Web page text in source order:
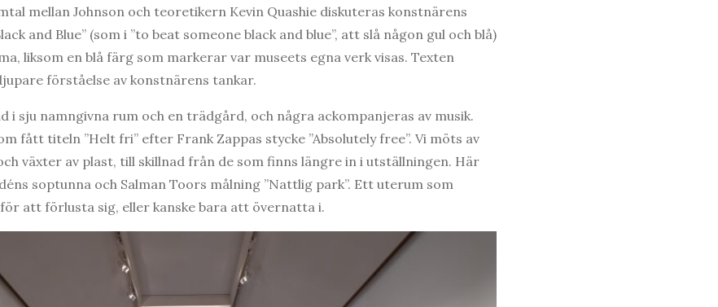
mellan Johnson och teoretikern Kevin Quashie diskuteras konstnärens
and Blue” (som i ”to beat someone black and blue”, att slå någon gul och blå)
liksom en blå färg som markerar var museets egna verk visas. Texten
förståelse av konstnärens tankar.
i sju namngivna rum och en trädgård, och några ackompanjeras av musik.
fått titeln ”Helt fri” efter Frank Zappas stycke ”Absolutely free”. Vi möts av
växter av plast, till skillnad från de som finns längre in i utställningen. Här
soptunna och Salman Toors målning ”Nattlig park”. Ett uterum som
att förlusta sig, eller kanske bara att övernatta i.